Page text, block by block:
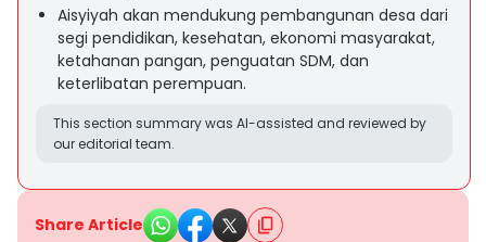
Aisyiyah akan mendukung pembangunan desa dari
segi pendidikan, kesehatan, ekonomi masyarakat,
ketahanan pangan, penguatan SDM, dan
keterlibatan perempuan.
This section summary was AI-assisted and reviewed by
our editorial team.
Share Article